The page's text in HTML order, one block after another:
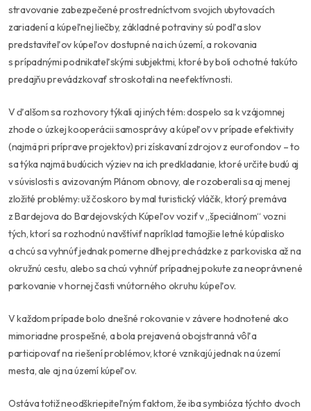
stravovanie zabezpečené prostredníctvom svojich ubytovacích
zariadení a kúpeľnej liečby, základné potraviny sú podľa slov
predstaviteľov kúpeľov dostupné na ich území, a rokovania
s prípadnými podnikateľskými subjektmi, ktoré by boli ochotné takúto
predajňu prevádzkovať stroskotali na neefektívnosti.
V ďalšom sa rozhovory týkali aj iných tém: dospelo sa k vzájomnej
zhode o úzkej kooperácii samosprávy a kúpeľov v prípade efektivity
(najmä pri príprave projektov) pri získavaní zdrojov z eurofondov – to
sa týka najmä budúcich výziev na ich predkladanie, ktoré určite budú aj
v súvislosti s avizovaným Plánom obnovy, ale rozoberali sa aj menej
zložité problémy: už čoskoro by mal turistický vláčik, ktorý premáva
z Bardejova do Bardejovských Kúpeľov voziť v „špeciálnom“ vozni
tých, ktorí sa rozhodnú navštíviť napríklad tamojšie letné kúpalisko
a chcú sa vyhnúť jednak pomerne dlhej prechádzke z parkoviska až na
okružnú cestu, alebo sa chcú vyhnúť prípadnej pokute za neoprávnené
parkovanie v hornej časti vnútorného okruhu kúpeľov.
V každom prípade bolo dnešné rokovanie v závere hodnotené ako
mimoriadne prospešné, a bola prejavená obojstranná vôľa
participovať na riešení problémov, ktoré vznikajú jednak na území
mesta, ale aj na území kúpeľov.
Ostáva totiž neodškriepiteľným faktom, že iba symbióza týchto dvoch